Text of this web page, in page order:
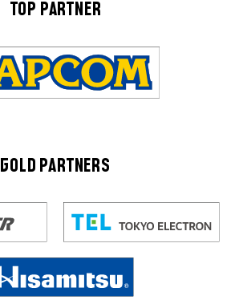
TOP PARTNER
GOLD PARTNERS